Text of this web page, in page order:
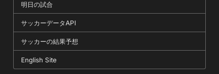
明日の試合
サッカーデータAPI
サッカーの結果予想
English Site